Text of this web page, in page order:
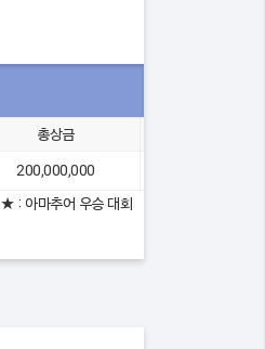
총상금
200,000,000
★ : 아마추어 우승 대회